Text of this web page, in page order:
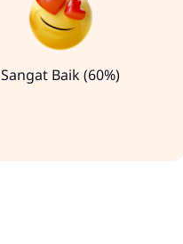
Sangat Baik (60%)